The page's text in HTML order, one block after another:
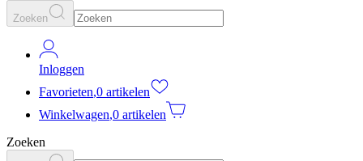
Zoeken
Inloggen
Favorieten,0 artikelen
Winkelwagen,0 artikelen
Zoeken